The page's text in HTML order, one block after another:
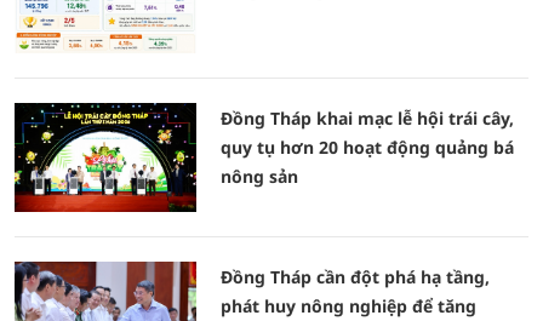
Đồng Tháp khai mạc lễ hội trái cây,
quy tụ hơn 20 hoạt động quảng bá
nông sản
Đồng Tháp cần đột phá hạ tầng,
phát huy nông nghiệp để tăng